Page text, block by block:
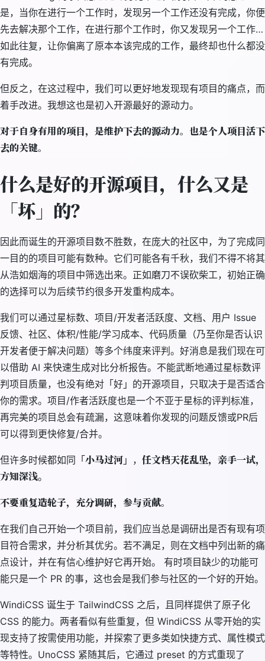
是，当你在进行一个工作时，发现另一个工作还没有完成，你便
先去解决那个工作，在进行那个工作时，你又发现另一个工作…
如此往复，让你偏离了原本本该完成的工作，最终却也什么都没
有完成。
但反之，在这过程中，我们可以更好地发现现有项目的痛点，而
着手改进。我想这也是初入开源最好的源动力。
对于自身有用的项目，是维护下去的源动力。也是个人项目活下
去的关键。
什么是好的开源项目，什么又是
「坏」的？
因此而诞生的开源项目数不胜数，在庞大的社区中，为了完成同
一目的的项目可能有数种。它们可能各有千秋，我们不得不将其
从浩如烟海的项目中筛选出来。正如磨刀不误砍柴工，初始正确
的选择可以为后续节约很多开发重构成本。
我们可以通过星标数、项目/开发者活跃度、文档、用户 Issue
反馈、社区、体积/性能/学习成本、代码质量（乃至你是否认识
开发者便于解决问题）等多个纬度来评判。好消息是我们现在可
以借助 AI 来快速生成对比分析报告。不能武断地通过星标数评
判项目质量，也没有绝对「好」的开源项目，只取决于是否适合
你的需求。项目/作者活跃度也是一个不亚于星标的评判标准，
再完美的项目总会有疏漏，这意味着你发现的问题反馈或PR后
可以得到更快修复/合并。
但许多时候都如同「小马过河 」， 任文档天花乱坠，亲手一试，
方知深浅。
不要重复造轮子，充分调研，参与贡献。
在我们自己开始一个项目前，我们应当总是调研出是否有现有项
目符合需求，并分析其优劣。若不满足，则在文档中列出新的痛
点设计，并在有信心维护好它再开始。 有时项目缺少的功能可
能只是一个 PR 的事，这也会是我们参与社区的一个好的开始。
WindiCSS 诞生于 TailwindCSS 之后，且同样提供了原子化
CSS 的能力。两者看似有些重复，但 WindiCSS 从零开始的实
现支持了按需使用功能，并探索了更多类如快捷方式、属性模式
等特性。UnoCSS 紧随其后，它通过 preset 的方式重现了